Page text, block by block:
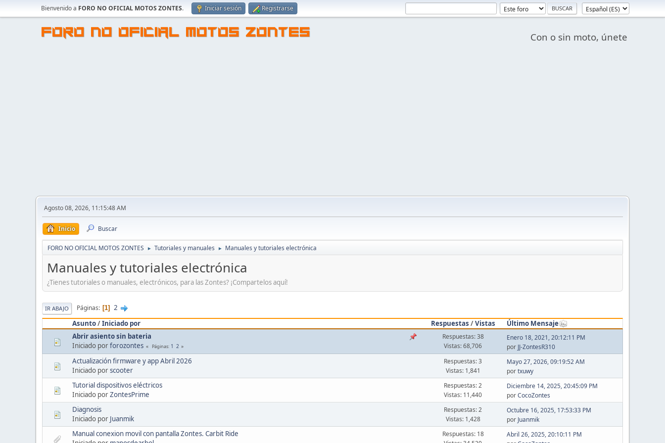
Bienvenido a FORO NO OFICIAL MOTOS ZONTES. Iniciar sesión Registrarse
FORO NO OFICIAL MOTOS ZONTES Con o sin moto, únete
Agosto 08, 2026, 11:15:48 AM
Inicio Buscar
FORO NO OFICIAL MOTOS ZONTES ► Tutoriales y manuales ► Manuales y tutoriales electrónica
Manuales y tutoriales electrónica
¿Tienes tutoriales o manuales, electrónicos, para las Zontes? ¡Compartelos aquí!
IR ABAJO Páginas 1
2
Asunto/Iniciado por Respuestas /Vistas
Último Mensaje
Abrir asiento sin bateria
Iniciado porforozontes Páginas 1 2
Respuestas: 38
Vistas: 68,706
Enero 18, 2021, 20:12:11 PM
por JJ-ZontesR310
Actualización firmware y app Abril 2026
Iniciado porscooter
Respuestas: 3
Vistas: 1,841
Mayo 27, 2026, 09:19:52 AM
portxuwy
Tutorial dispositivos eléctricos
Iniciado porZontesPrime
Respuestas: 2
Vistas: 11,440
Diciembre 14, 2025, 20:45:09 PM
porCocoZontes
Diagnosis
Iniciado por Juanmik
Respuestas: 2
Vistas: 1,428
Octubre 16, 2025, 17:53:33 PM
por Juanmik
Manual conexion movil con pantalla Zontes. Carbit Ride
Respuestas: 18
Abril 26, 2025, 20:10:11 PM